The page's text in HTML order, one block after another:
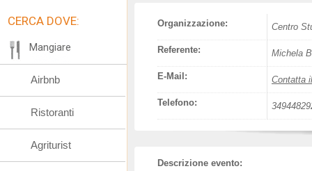
Organizzazione: Centro
Referente: Michela
E-Mail: Contatta
Telefono:
Descrizione evento:
CERCA DOVE:
Mangiare
Airbnb
Ristoranti
Agriturist